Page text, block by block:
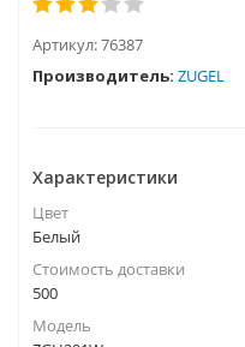
Артикул:76387
Производитель: ZUGEL
Характеристики
Цвет
Белый
Стоимость доставки
500
Модель